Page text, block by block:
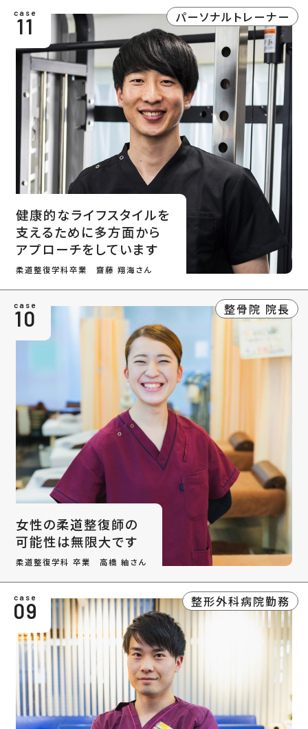
case
11 パーソナルトレーナー
健康的なライフスタイルを
支えるために多方面から
アプローチをしています
柔道整復学科卒業 齋藤 翔海さん
case
10 整骨院 院長
女性の柔道整復師の
可能性は無限大です
柔道整復学科 卒業 高橋 紬さん
case
09 整形外科病院勤務